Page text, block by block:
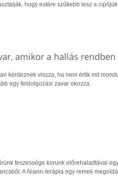
hogy estére szűkebb lesz a
amikor a hallás
kérdeznek vissza, ha nem értik mit
egy feldolgozási zavar okozza.
feszessége korunk előrehaladtával
A Niann-terápia egy remek